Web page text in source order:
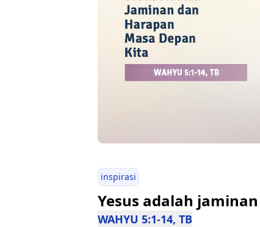
inspirasi
Yesus adalah
WAHYU 5:1-14, TB